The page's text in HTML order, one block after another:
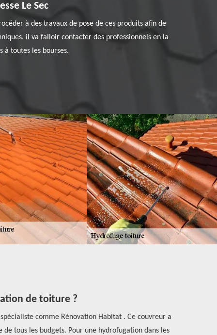
Le Sec
à des travaux de pose de ces produits afin de
il va falloir contacter des professionnels en la
à toutes les bourses.
de toiture ?
comme Rénovation Habitat . Ce couvreur a
tous les budgets. Pour une hydrofugation dans les